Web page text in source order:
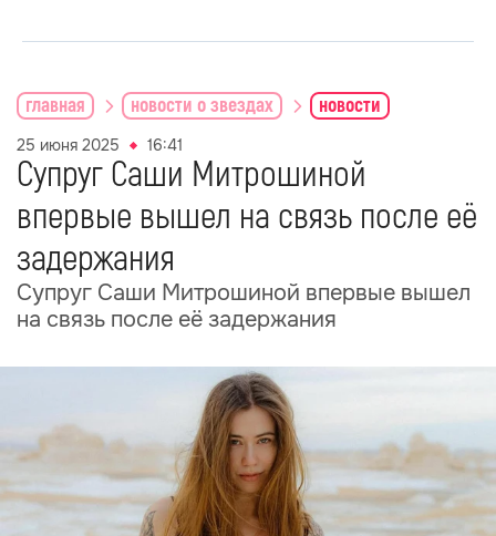
главная новости о звездах новости
25 июня 2025 16:41
Супруг Саши Митрошиной
впервые вышел на связь после её
задержания
Супруг Саши Митрошиной впервые вышел
на связь после её задержания